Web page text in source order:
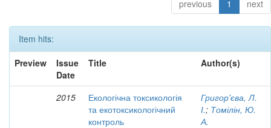
previous 1 next
Item hits:
Preview
Issue
Date
Title Author(s)
2015
Екологічна токсикологія
та екотоксикологічний
контроль
Григор'єва, Л.
І.; Томілін, Ю.
А.